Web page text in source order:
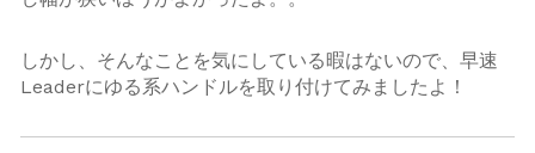
しかし、そんなことを気にしている暇はないので、早速
Leaderにゆる系ハンドルを取り付けてみましたよ！